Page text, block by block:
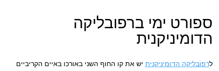
ספורט ימי ברפובליקה
הדומיניקנית
לרפובליקה הדומיניקנית יש את קו החוף השני באורכו באיים הקריביים